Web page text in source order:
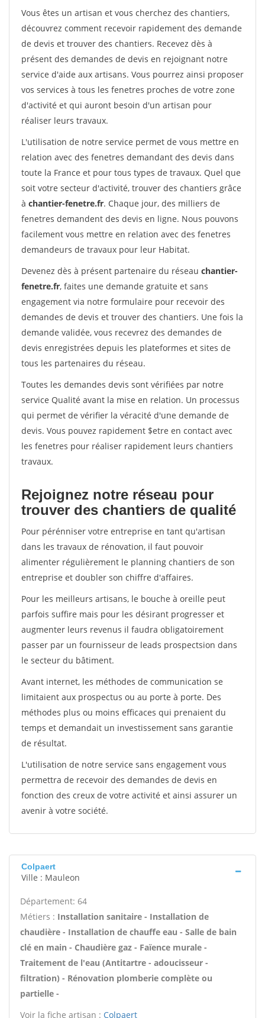
Vous êtes un artisan et vous cherchez des chantiers,
découvrez comment recevoir rapidement des demande
de devis et trouver des chantiers. Recevez dès à
présent des demandes de devis en rejoignant notre
service d'aide aux artisans. Vous pourrez ainsi proposer
vos services à tous les fenetres proches de votre zone
d'activité et qui auront besoin d'un artisan pour
réaliser leurs travaux.
L'utilisation de notre service permet de vous mettre en
relation avec des fenetres demandant des devis dans
toute la France et pour tous types de travaux. Quel que
soit votre secteur d'activité, trouver des chantiers grâce
à chantier-fenetre.fr. Chaque jour, des milliers de
fenetres demandent des devis en ligne. Nous pouvons
facilement vous mettre en relation avec des fenetres
demandeurs de travaux pour leur Habitat.
Devenez dès à présent partenaire du réseau chantier-
fenetre.fr, faites une demande gratuite et sans
engagement via notre formulaire pour recevoir des
demandes de devis et trouver des chantiers. Une fois la
demande validée, vous recevrez des demandes de
devis enregistrées depuis les plateformes et sites de
tous les partenaires du réseau.
Toutes les demandes devis sont vérifiées par notre
service Qualité avant la mise en relation. Un processus
qui permet de vérifier la véracité d'une demande de
devis. Vous pouvez rapidement $etre en contact avec
les fenetres pour réaliser rapidement leurs chantiers
travaux.
Rejoignez notre réseau pour
trouver des chantiers de qualité
Pour pérénniser votre entreprise en tant qu'artisan
dans les travaux de rénovation, il faut pouvoir
alimenter régulièrement le planning chantiers de son
entreprise et doubler son chiffre d'affaires.
Pour les meilleurs artisans, le bouche à oreille peut
parfois suffire mais pour les désirant progresser et
augmenter leurs revenus il faudra obligatoirement
passer par un fournisseur de leads prospectsion dans
le secteur du bâtiment.
Avant internet, les méthodes de communication se
limitaient aux prospectus ou au porte à porte. Des
méthodes plus ou moins efficaces qui prenaient du
temps et demandait un investissement sans garantie
de résultat.
L'utilisation de notre service sans engagement vous
permettra de recevoir des demandes de devis en
fonction des creux de votre activité et ainsi assurer un
avenir à votre société.
Colpaert
Ville : Mauleon
Département: 64
Métiers : Installation sanitaire - Installation de
chaudière - Installation de chauffe eau - Salle de bain
clé en main - Chaudière gaz - Faïence murale -
Traitement de l'eau (Antitartre - adoucisseur -
filtration) - Rénovation plomberie complète ou
partielle -
Voir la fiche artisan : Colpaert